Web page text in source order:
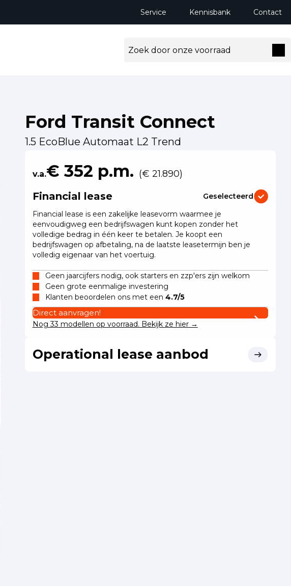
Service Kennisbank Contact
Ford Transit Connect
1.5 EcoBlue Automaat L2 Trend
v.a.€ 352 p.m. (€ 21.890)
Financial lease
Geselecteerd
Financial lease is een zakelijke leasevorm waarmee je
eenvoudigweg een bedrijfswagen kunt kopen zonder het
volledige bedrag in één keer te betalen. Je koopt een
bedrijfswagen op afbetaling, na de laatste leasetermijn ben je
volledig eigenaar van het voertuig.
Geen jaarcijfers nodig, ook starters en zzp'ers zijn welkom
Geen grote eenmalige investering
Klanten beoordelen ons met een 4.7/5
Direct aanvragen!
Nog 33 modellen op voorraad. Bekijk ze hier →
Operational lease aanbod